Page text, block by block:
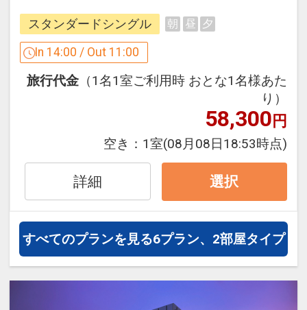
ックイン当日～チェックアウト当日の正
午まで）
※車高制限：2.1m
※駐車場はご予約制ではございません。
客室の画像は一例であり、実際と異なる
ことがあります。
設定期間：2021年12月21日～2027年6
月30日
インターネットコース番号：DP-2-
200000003468
たします。
「食事なしプラン」と「朝食付プラン」
●「食事なしプラン」と「朝食付プラ
【食事条件】をお確か
めのうえ、ご予約にお進みください。
設定期間：2026年4月1日～2026年11月
30日
17190621
スタンダードシングル 朝 昼 夕
In 14:00 / Out 11:00
旅行代金 （1名1室ご利用時 おとな1名様あた
り）
58,300円
空き： 1室(08月08日18:53時点)
詳細 選択
すべてのプランを見る6プラン、2部屋タイプ